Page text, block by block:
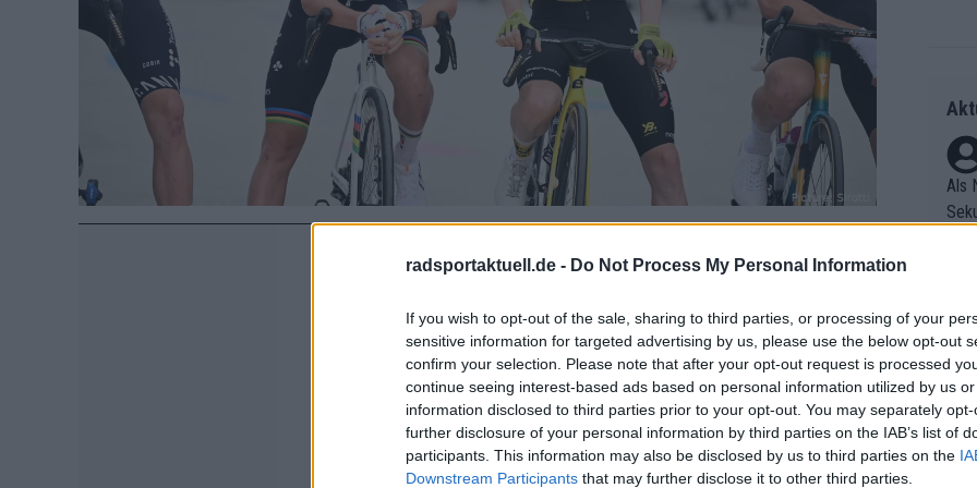
radsportaktuell.de - Do Not Process My Personal Information
If you wish to opt-out of the sale, sharing to third parties, or processing of your
sensitive information for targeted advertising by us, please use the below opt-out
confirm your selection. Please note that after your opt-out request is processed
continue seeing interest-based ads based on personal information utilized by us
information disclosed to third parties prior to your opt-out. You may separately
further disclosure of your personal information by third parties on the IAB’s list of
participants. This information may also be disclosed by us to third parties on the
Downstream Participants that may further disclose it to other third parties.
Als
er
rifft
Die
as
ür
ss
as
et.